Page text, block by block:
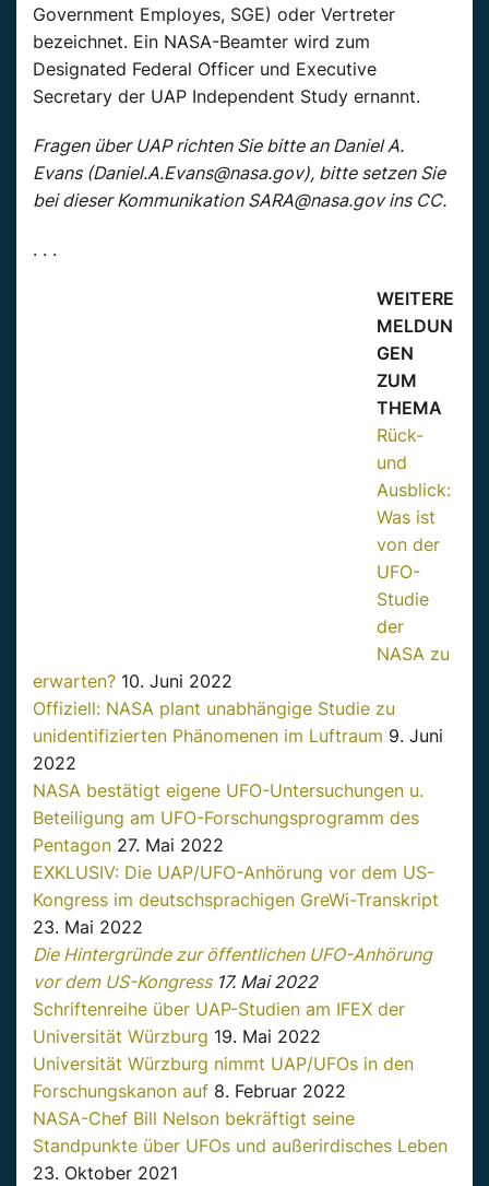
Government Employes, SGE) oder Vertreter
bezeichnet. Ein NASA-Beamter wird zum
Designated Federal Officer und Executive
Secretary der UAP Independent Study ernannt.
Fragen über UAP richten Sie bitte an Daniel A.
Evans (Daniel.A.Evans@nasa.gov), bitte setzen Sie
bei dieser Kommunikation SARA@nasa.gov ins CC.
. . .
WEITERE
MELDUN
GEN
ZUM
THEMA
Rück-
und
Ausblick:
Was ist
von der
UFO-
Studie
der
NASA zu
erwarten? 10. Juni 2022
Offiziell: NASA plant unabhängige Studie zu
unidentifizierten Phänomenen im Luftraum 9. Juni
2022
NASA bestätigt eigene UFO-Untersuchungen u.
Beteiligung am UFO-Forschungsprogramm des
Pentagon 27. Mai 2022
EXKLUSIV: Die UAP/UFO-Anhörung vor dem US-
Kongress im deutschsprachigen GreWi-Transkript
23. Mai 2022
Die Hintergründe zur öffentlichen UFO-Anhörung
vor dem US-Kongress17. Mai 2022
Schriftenreihe über UAP-Studien am IFEX der
Universität Würzburg 19. Mai 2022
Universität Würzburg nimmt UAP/UFOs in den
Forschungskanon auf 8. Februar 2022
NASA-Chef Bill Nelson bekräftigt seine
Standpunkte über UFOs und außerirdisches Leben
23. Oktober 2021